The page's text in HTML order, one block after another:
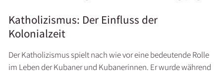
Katholizismus: Der Einfluss der
Kolonialzeit
Der Katholizismus spielt nach wie vor eine bedeutende Rolle
im Leben der Kubaner und Kubanerinnen. Er wurde während